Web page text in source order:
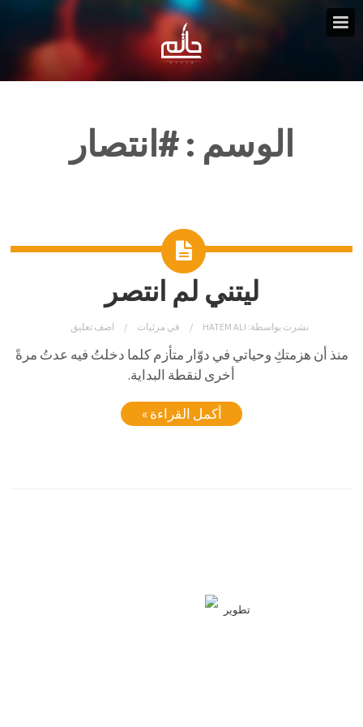
الوسم :#انتصار
ليتني لم انتصر
نشرت بواسطة: HATEM ALI في مرئيات اضف تعليق
منذ أن هزمتكِ وحياتي في دوّار متأزم كلما دخلتُ فيه عدتُ مرةً
أخرى لنقطة البداية.
أكمل القراءة »
تطوير